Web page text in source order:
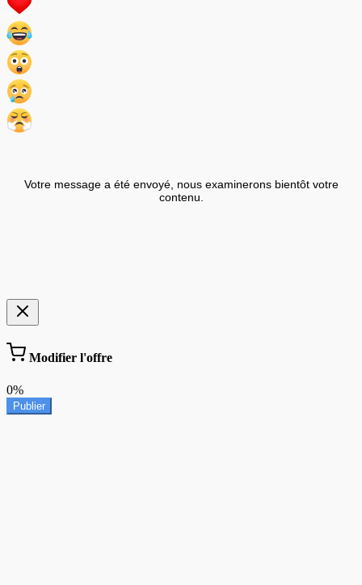
Votre message a été envoyé, nous examinerons bientôt votre
contenu.
Modifier l'offre
0%
Publier